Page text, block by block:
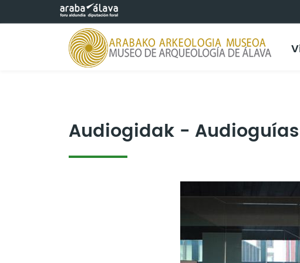
Saltar al contenido principal
Audiogidak - Audioguías